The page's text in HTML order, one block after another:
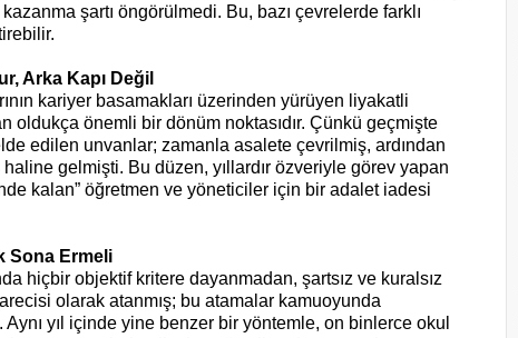
kazanma şartı öngörülmedi. Bu, bazı çevrelerde farklı
Arka Kapı Değil
kariyer basamakları üzerinden yürüyen liyakatli
oldukça önemli bir dönüm noktasıdır. Çünkü geçmişte
edilen unvanlar; zamanla asalete çevrilmiş, ardından
gelmişti. Bu düzen, yıllardır özveriyle görev yapan
kalan” öğretmen ve yöneticiler için bir adalet iadesi
Sona Ermeli
hiçbir objektif kritere dayanmadan, şartsız ve kuralsız
olarak atanmış; bu atamalar kamuoyunda
Aynı yıl içinde yine benzer bir yöntemle, on binlerce okul